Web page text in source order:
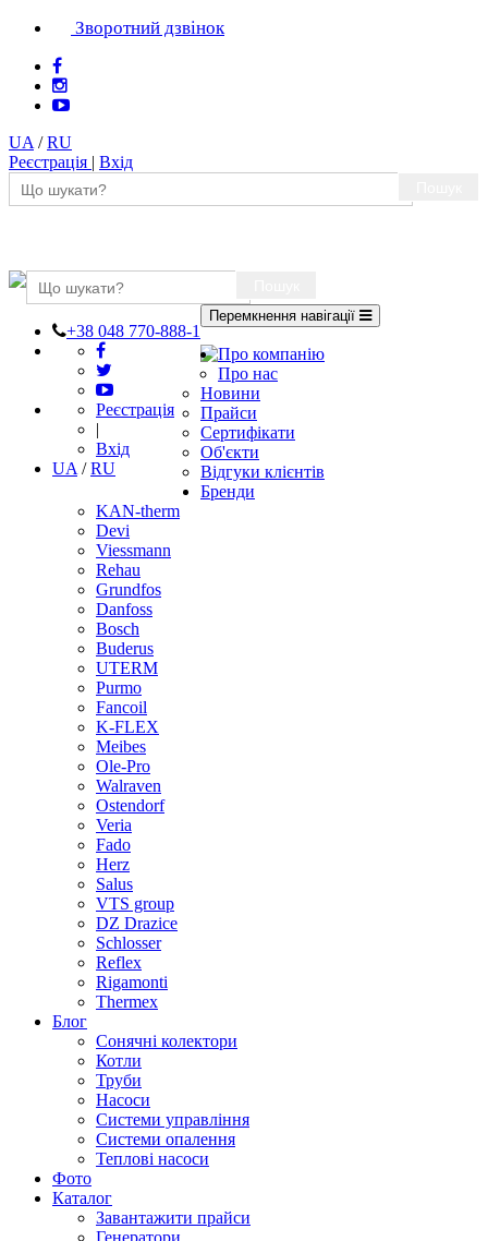
Зворотний дзвінок
UA /RU
Реєстрація | Вхід
+38 048 770-888-1
Реєстрація
|
Вхід
UA /RU
Перемкнення навігації
Про компанію
Про нас
Новини
Прайси
Сертифікати
Об'єкти
Відгуки клієнтів
Бренди
KAN-therm
Devi
Viessmann
Rehau
Grundfos
Danfoss
Bosch
Buderus
UTERM
Purmo
Fancoil
K-FLEX
Meibes
Ole-Pro
Walraven
Ostendorf
Veria
Fado
Herz
Salus
VTS group
DZ Drazice
Schlosser
Reflex
Rigamonti
Thermex
Блог
Сонячні колектори
Котли
Труби
Насоси
Системи управління
Системи опалення
Теплові насоси
Фото
Каталог
Завантажити прайси
Генератори